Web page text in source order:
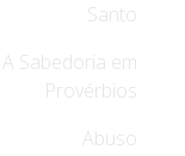
Santo
A Sabedoria em
Provérbios
Abuso